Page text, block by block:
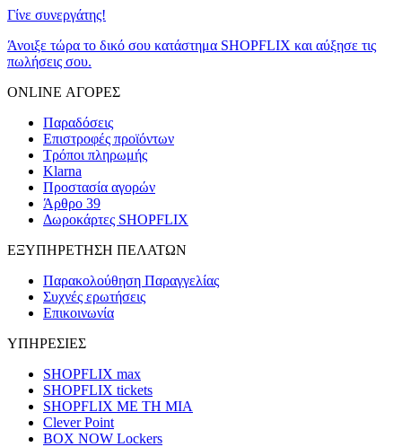
Γίνε συνεργάτης!
Άνοιξε τώρα το δικό σου κατάστημα SHOPFLIX και αύξησε τις
πωλήσεις σου.
ONLINE ΑΓΟΡΕΣ
Παραδόσεις
Επιστροφές προϊόντων
Τρόποι πληρωμής
Klarna
Προστασία αγορών
Άρθρο 39
Δωροκάρτες SHOPFLIX
ΕΞΥΠΗΡΕΤΗΣΗ ΠΕΛΑΤΩΝ
Παρακολούθηση Παραγγελίας
Συχνές ερωτήσεις
Επικοινωνία
ΥΠΗΡΕΣΙΕΣ
SHOPFLIX max
SHOPFLIX tickets
SHOPFLIX ΜΕ ΤΗ ΜΙΑ
Clever Point
BOX NOW Lockers